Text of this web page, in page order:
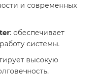
и современных
: обеспечивает
системы.
высокую